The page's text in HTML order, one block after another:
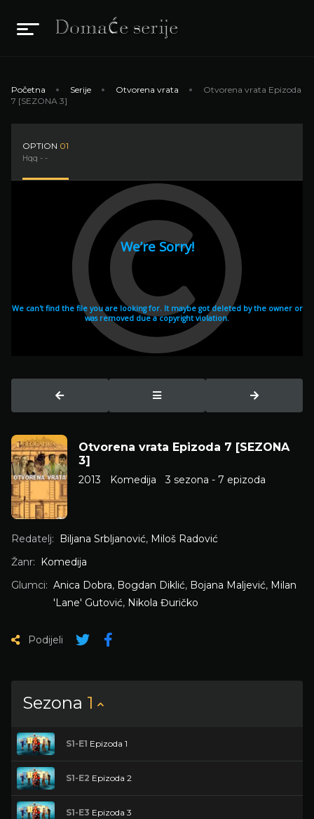
Početna Serije Otvorena vrata
Otvorena vrata Epizoda
7 [SEZONA 3]
OPTION 01
Hqq - -
Otvorena vrata Epizoda 7 [SEZONA
3]
2013 Komedija 3 sezona - 7 epizoda
Redatelj: Biljana Srbljanović, Miloš Radović
Žanr:
Komedija
Glumci: Anica Dobra, Bogdan Diklić, Bojana Maljević, Milan
'Lane' Gutović, Nikola Đuričko
Podijeli
Sezona 1
S1-E1 Epizoda 1
S1-E2 Epizoda 2
S1-E3 Epizoda 3